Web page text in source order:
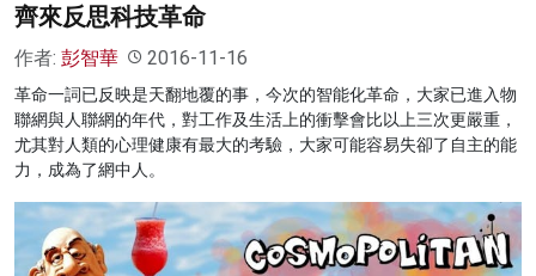
齊來反思科技革命
作者: 彭智華 2016-11-16
革命一詞已反映是天翻地覆的事，今次的智能化革命，大家已進入物
聯網與人聯網的年代，對工作及生活上的衝擊會比以上三次更嚴重，
尤其對人類的心理健康有最大的考驗，大家可能容易失卻了自主的能
力，成為了網中人。